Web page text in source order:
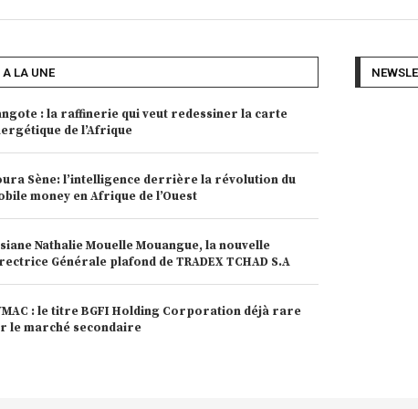
A LA UNE
: la raffinerie qui veut redessiner la carte
de l’Afrique
Sène: l’intelligence derrière la révolution du
money en Afrique de l’Ouest
Nathalie Mouelle Mouangue, la nouvelle
Générale plafond de TRADEX TCHAD S.A
: le titre BGFI Holding Corporation déjà rare
le marché secondaire